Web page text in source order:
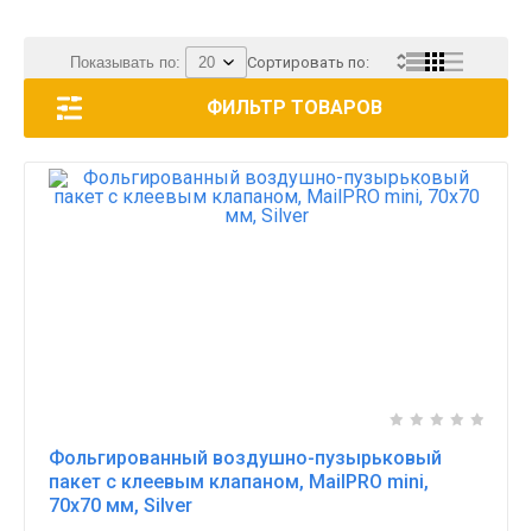
ФИЛЬТР ТОВАРОВ
Показывать по: Сортировать по:
Фольгированный воздушно-пузырьковый
пакет с клеевым клапаном, MailPRO mini,
70х70 мм, Silver